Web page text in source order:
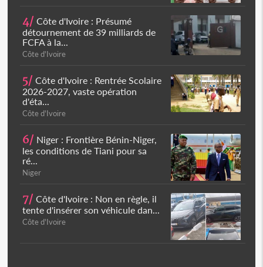
4/ Côte d'Ivoire : Présumé
détournement de 39 milliards de
FCFA à la...
Côte d'Ivoire
5/ Côte d'Ivoire : Rentrée Scolaire
2026-2027, vaste opération
d'éta...
Côte d'Ivoire
6/ Niger : Frontière Bénin-Niger,
les conditions de Tiani pour sa
ré...
Niger
7/ Côte d'Ivoire : Non en règle, il
tente d'insérer son véhicule dan...
Côte d'Ivoire